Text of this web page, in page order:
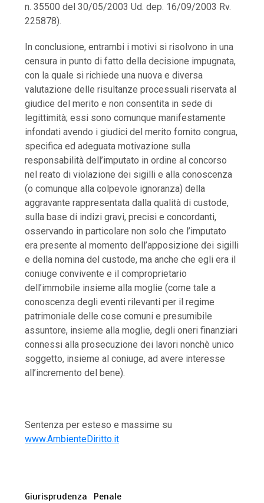
n. 35500 del 30/05/2003 Ud. dep. 16/09/2003 Rv.
225878).
In conclusione, entrambi i motivi si risolvono in una
censura in punto di fatto della decisione impugnata,
con la quale si richiede una nuova e diversa
valutazione delle risultanze processuali riservata al
giudice del merito e non consentita in sede di
legittimità; essi sono comunque manifestamente
infondati avendo i giudici del merito fornito congrua,
specifica ed adeguata motivazione sulla
responsabilità dell’imputato in ordine al concorso
nel reato di violazione dei sigilli e alla conoscenza
(o comunque alla colpevole ignoranza) della
aggravante rappresentata dalla qualità di custode,
sulla base di indizi gravi, precisi e concordanti,
osservando in particolare non solo che l’imputato
era presente al momento dell’apposizione dei sigilli
e della nomina del custode, ma anche che egli era il
coniuge convivente e il comproprietario
dell’immobile insieme alla moglie (come tale a
conoscenza degli eventi rilevanti per il regime
patrimoniale delle cose comuni e presumibile
assuntore, insieme alla moglie, degli oneri finanziari
connessi alla prosecuzione dei lavori nonchè unico
soggetto, insieme al coniuge, ad avere interesse
all’incremento del bene).
Sentenza per esteso e massime su
www.AmbienteDiritto.it
Giurisprudenza Penale